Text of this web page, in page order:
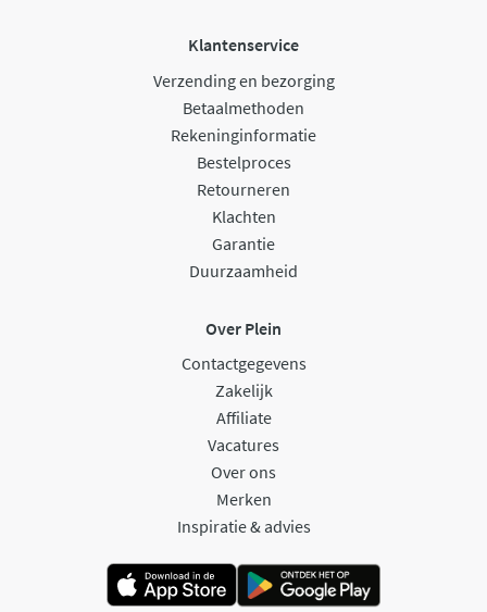
Klantenservice
Verzending en bezorging
Betaalmethoden
Rekeninginformatie
Bestelproces
Retourneren
Klachten
Garantie
Duurzaamheid
Over Plein
Contactgegevens
Zakelijk
Affiliate
Vacatures
Over ons
Merken
Inspiratie & advies